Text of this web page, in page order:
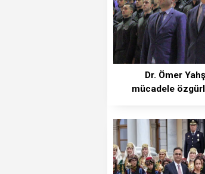
Dr. Ömer
mücadele